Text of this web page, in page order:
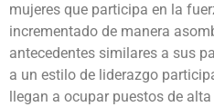
mujeres que participa en la
incrementado de manera
antecedentes similares a sus
a un estilo de liderazgo
llegan a ocupar puestos de